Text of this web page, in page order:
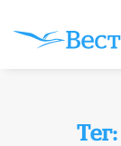
Тег: